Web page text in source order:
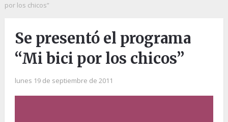
por los chicos”
Se presentó el programa
“Mi bici por los chicos”
lunes 19 de septiembre de 2011